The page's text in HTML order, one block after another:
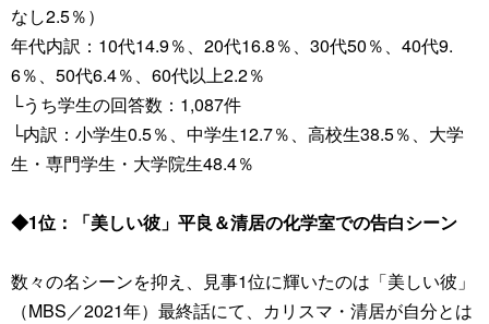
なし2.5％）
年代内訳：10代14.9％、20代16.8％、30代50％、40代9.
6％、50代6.4％、60代以上2.2％
└うち学生の回答数：1,087件
└内訳：小学生0.5％、中学生12.7％、高校生38.5％、大学
生・専門学生・大学院生48.4％
◆1位：「美しい彼」平良＆清居の化学室での告白シーン
数々の名シーンを抑え、見事1位に輝いたのは「美しい彼」
（MBS／2021年）最終話にて、カリスマ・清居が自分とは